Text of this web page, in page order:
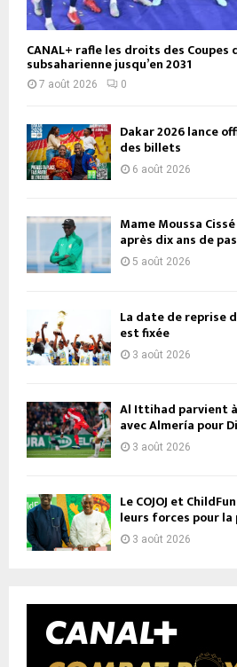
CANAL+ rafle les droits des Coupes
subsaharienne jusqu’en 2031
7 août 2026 0
Dakar 2026 lance
des billets
6 août 2026
Mame Moussa
après dix ans de
5 août 2026
La date de reprise
est fixée
3 août 2026
Al Ittihad parvient
avec Almería pour
3 août 2026
Le COJOJ et
leurs forces pour
3 août 2026